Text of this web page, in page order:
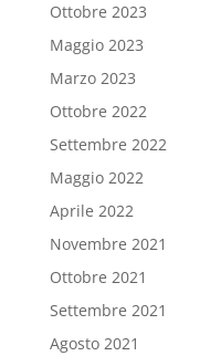
Ottobre 2023
Maggio 2023
Marzo 2023
Ottobre 2022
Settembre 2022
Maggio 2022
Aprile 2022
Novembre 2021
Ottobre 2021
Settembre 2021
Agosto 2021